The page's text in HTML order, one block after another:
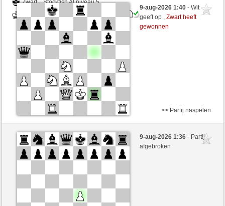
Zwart
Stockfish AI niveau 5
Lavalangaperfetta (1590)
9-aug-2026 1:40- Wit
geeft op ,Zwart heeft
gewonnen
Zwart
Stockfish AI niveau 5
Wit
Lavalangaperfetta (1590)
>> Partij naspelen
9-aug-2026 1:36- Partij
afgebroken